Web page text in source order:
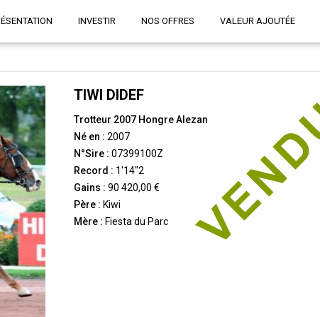
INVESTIR NOS OFFRES VALEUR AJOUTÉE
TIWI DIDEF
Trotteur 2007 Hongre Alezan
Né en : 2007
N°Sire : 07399100Z
Record : 1'14''2
Gains : 90 420,00 €
Père : Kiwi
Mère : Fiesta du Parc